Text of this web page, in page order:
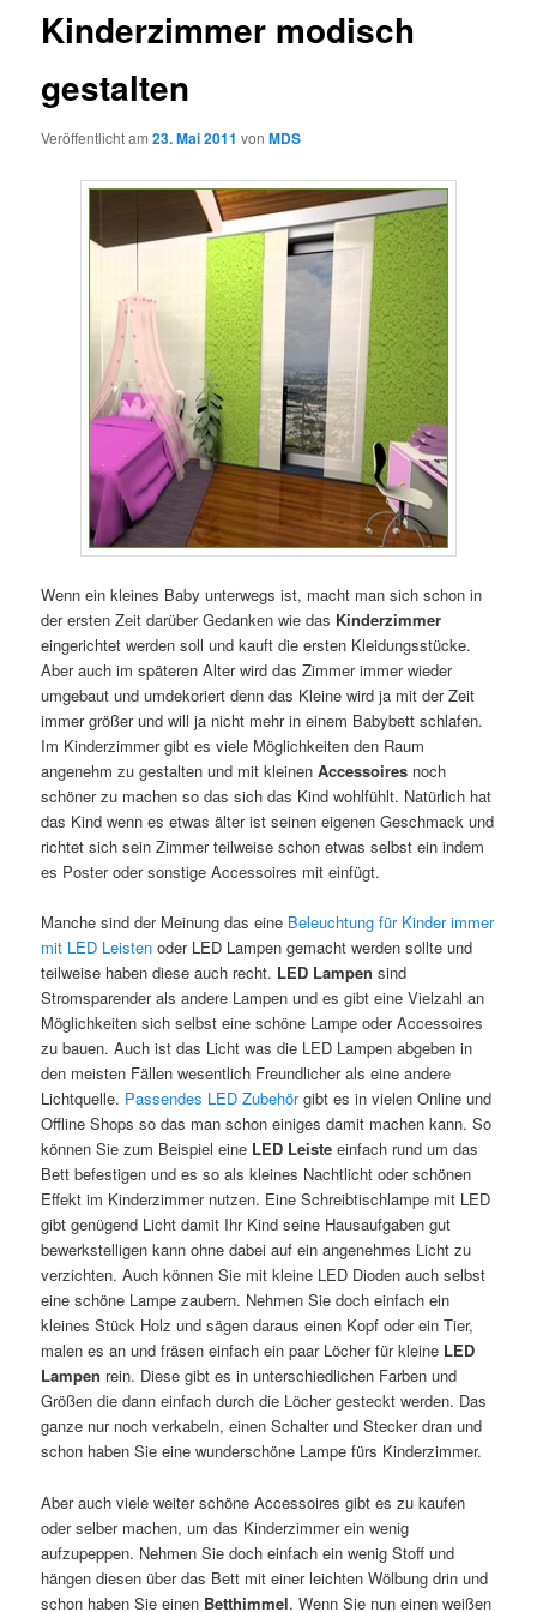
Kinderzimmer modisch
gestalten
Veröffentlicht am23. Mai 2011 vonMDS
Wenn ein kleines Baby unterwegs ist, macht man sich schon in
der ersten Zeit darüber Gedanken wie das Kinderzimmer
eingerichtet werden soll und kauft die ersten Kleidungsstücke.
Aber auch im späteren Alter wird das Zimmer immer wieder
umgebaut und umdekoriert denn das Kleine wird ja mit der Zeit
immer größer und will ja nicht mehr in einem Babybett schlafen.
Im Kinderzimmer gibt es viele Möglichkeiten den Raum
angenehm zu gestalten und mit kleinenAccessoires noch
schöner zu machen so das sich das Kind wohlfühlt. Natürlich hat
das Kind wenn es etwas älter ist seinen eigenen Geschmack und
richtet sich sein Zimmer teilweise schon etwas selbst ein indem
es Poster oder sonstige Accessoires mit einfügt.
Manche sind der Meinung das eine Beleuchtung für Kinder immer
mit LED Leisten oder LED Lampen gemacht werden sollte und
teilweise haben diese auch recht. LED Lampen sind
Stromsparender als andere Lampen und es gibt eine Vielzahl an
Möglichkeiten sich selbst eine schöne Lampe oder Accessoires
zu bauen. Auch ist das Licht was die LED Lampen abgeben in
den meisten Fällen wesentlich Freundlicher als eine andere
Lichtquelle. Passendes LED Zubehörgibt es in vielen Online und
Offline Shops so das man schon einiges damit machen kann. So
können Sie zum Beispiel eine LED Leiste einfach rund um das
Bett befestigen und es so als kleines Nachtlicht oder schönen
Effekt im Kinderzimmer nutzen. Eine Schreibtischlampe mit LED
gibt genügend Licht damit Ihr Kind seine Hausaufgaben gut
bewerkstelligen kann ohne dabei auf ein angenehmes Licht zu
verzichten. Auch können Sie mit kleine LED Dioden auch selbst
eine schöne Lampe zaubern. Nehmen Sie doch einfach ein
kleines Stück Holz und sägen daraus einen Kopf oder ein Tier,
malen es an und fräsen einfach ein paar Löcher für kleine LED
Lampen rein. Diese gibt es in unterschiedlichen Farben und
Größen die dann einfach durch die Löcher gesteckt werden. Das
ganze nur noch verkabeln, einen Schalter und Stecker dran und
schon haben Sie eine wunderschöne Lampe fürs Kinderzimmer.
Aber auch viele weiter schöne Accessoires gibt es zu kaufen
oder selber machen, um das Kinderzimmer ein wenig
aufzupeppen. Nehmen Sie doch einfach ein wenig Stoff und
hängen diesen über das Bett mit einer leichten Wölbung drin und
schon haben Sie einen Betthimmel. Wenn Sie nun einen weißen